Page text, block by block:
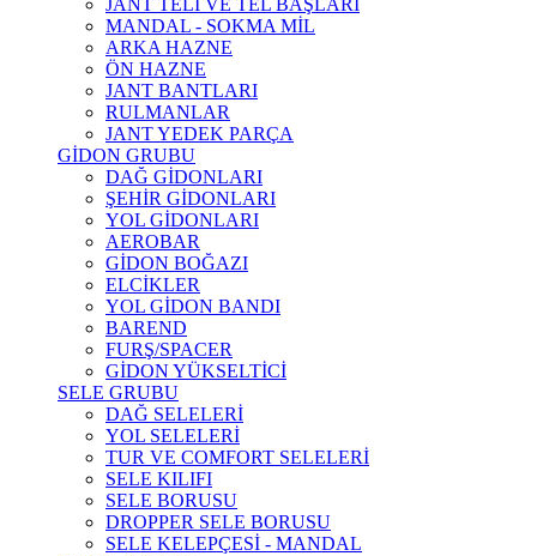
JANT TELİ VE TEL BAŞLARI
MANDAL - SOKMA MİL
ARKA HAZNE
ÖN HAZNE
JANT BANTLARI
RULMANLAR
JANT YEDEK PARÇA
GİDON GRUBU
DAĞ GİDONLARI
ŞEHİR GİDONLARI
YOL GİDONLARI
AEROBAR
GİDON BOĞAZI
ELCİKLER
YOL GİDON BANDI
BAREND
FURŞ/SPACER
GİDON YÜKSELTİCİ
SELE GRUBU
DAĞ SELELERİ
YOL SELELERİ
TUR VE COMFORT SELELERİ
SELE KILIFI
SELE BORUSU
DROPPER SELE BORUSU
SELE KELEPÇESİ - MANDAL